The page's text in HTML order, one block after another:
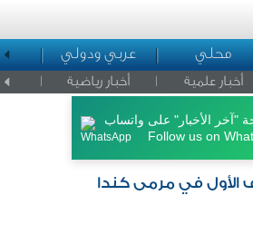
محلي عربي ودولي
أخبار علمية أخبار رياضية اخبار
"آخر الأخبار" على واتساب
Follow us on
في مرمى كندا